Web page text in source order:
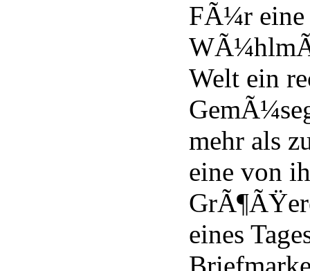
FÃ¼r
Welt ein
mehr als
eine von
eines